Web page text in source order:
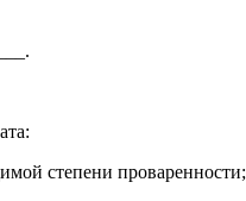
степени проваренности;